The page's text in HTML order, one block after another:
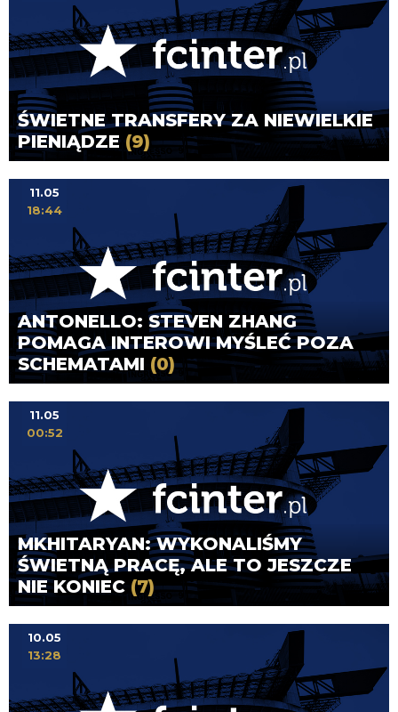
ŚWIETNE TRANSFERY ZA NIEWIELKIE
PIENIĄDZE (9)
ANTONELLO: STEVEN ZHANG
POMAGA INTEROWI MYŚLEĆ POZA
SCHEMATAMI (0)
11.05
18:44
MKHITARYAN: WYKONALIŚMY
ŚWIETNĄ PRACĘ, ALE TO JESZCZE
NIE KONIEC (7)
11.05
00:52
10.05
13:28